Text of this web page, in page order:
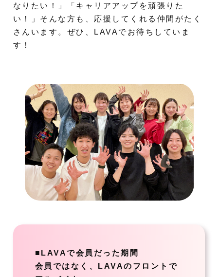
なりたい！」「キャリアアップを頑張りた
い！」そんな方も、応援してくれる仲間がたく
さんいます。ぜひ、LAVAでお待ちしていま
す！
■LAVAで会員だった期間
会員ではなく、LAVAのフロントで